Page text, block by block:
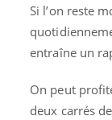
Si l’on reste
entraîne un
On peut
deux carrés